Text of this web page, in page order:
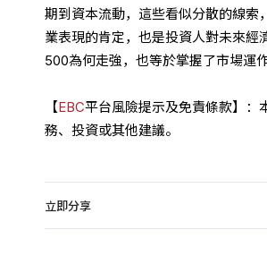
期到資本流動，這些看似分散的線索
業表現的肯定，也是投資人對未來經
500為何走強，也等於掌握了市場運
【EBC平台風險提示及免責條款】：
務、投資或其他建議。
立即分享